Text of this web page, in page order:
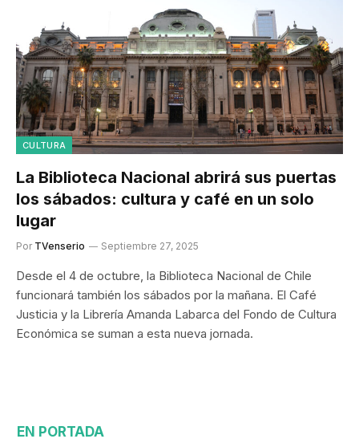
CULTURA
La Biblioteca Nacional abrirá sus puertas
los sábados: cultura y café en un solo
lugar
Por TVenserio Septiembre 27, 2025
Desde el 4 de octubre, la Biblioteca Nacional de Chile
funcionará también los sábados por la mañana. El Café
Justicia y la Librería Amanda Labarca del Fondo de Cultura
Económica se suman a esta nueva jornada.
EN PORTADA